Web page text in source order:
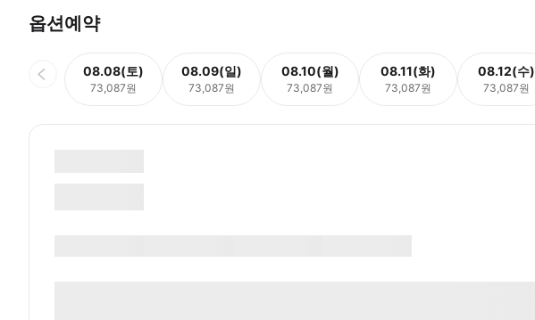
옵션예약
08.08(토)
73,087원
08.09(일)
73,087원
08.10(월)
73,087원
08.11(화)
73,087원
08.12(수)
73,087원